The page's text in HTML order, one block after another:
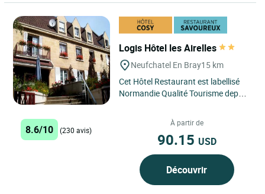
Logis Hôtel les Airelles
Neufchatel En Bray15 km
Cet Hôtel Restaurant est labellisé
Normandie Qualité Tourisme depuis
Bray dans le centre...
8.6/10 (230 avis)
À partir de
90.15 USD
Découvrir